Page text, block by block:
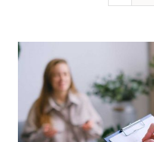
Tienda
Contacto
Llámanos 912 129 122